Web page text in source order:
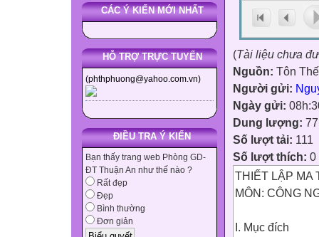
CÁC Ý KIẾN MỚI NHẤT
HỖ TRỢ TRỰC TUYẾN
(phthphuong@yahoo.com.vn)
ĐIỀU TRA Ý KIẾN
Bạn thấy trang web Phòng GD-
ĐT Thuận An như thế nào ?
Rất đẹp
Đẹp
Bình thường
Đơn giản
(Tài liệu chưa
Nguồn: Tôn
Người gửi:
Ngày gửi:
Dung lượng:
Số lượt tải: 111
Số lượt thích: 0
THIẾT LẬP MA
MÔN: CÔNG
I. Mục đích